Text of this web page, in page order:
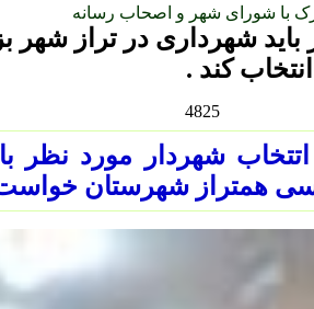
با شورای شهر و اصحاب رسانه
شهرداری در تراز
انتخاب کند .
4825
شهردار مورد نظر
همتراز شهرستان